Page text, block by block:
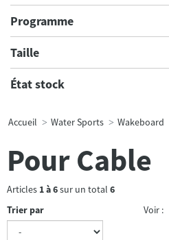
Programme
Taille
État stock
Accueil Water Sports Wakeboard
Pour Cable
Articles 1à6sur un total 6
Trier par
Voir :